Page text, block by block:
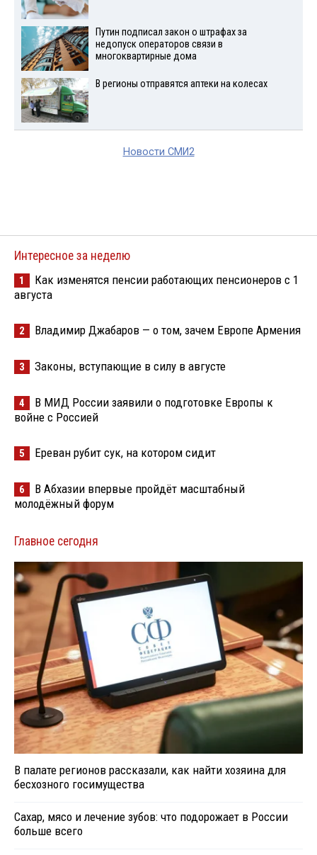
Путин подписал закон о штрафах за
недопуск операторов связи в
многоквартирные дома
В регионы отправятся аптеки на колесах
Новости СМИ2
Интересное за неделю
1
Как изменятся пенсии работающих пенсионеров с 1
августа
2 Владимир Джабаров — о том, зачем Европе Армения
3 Законы, вступающие в силу в августе
4
В МИД России заявили о подготовке Европы к
войне с Россией
5 Ереван рубит сук, на котором сидит
6
В Абхазии впервые пройдёт масштабный
молодёжный форум
Главное сегодня
В палате регионов рассказали, как найти хозяина для
бесхозного госимущества
Сахар, мясо и лечение зубов: что подорожает в России
больше всего